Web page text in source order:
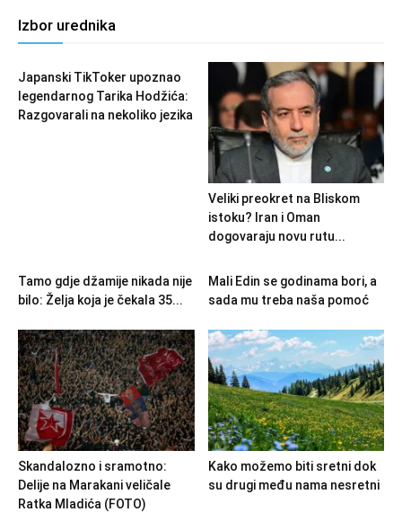
Izbor urednika
Japanski TikToker upoznao
legendarnog Tarika Hodžića:
Razgovarali na nekoliko jezika
Veliki preokret na Bliskom
istoku? Iran i Oman
dogovaraju novu rutu...
Tamo gdje džamije nikada nije
bilo: Želja koja je čekala 35...
Mali Edin se godinama bori, a
sada mu treba naša pomoć
Skandalozno i sramotno:
Delije na Marakani veličale
Ratka Mladića (FOTO)
Kako možemo biti sretni dok
su drugi među nama nesretni